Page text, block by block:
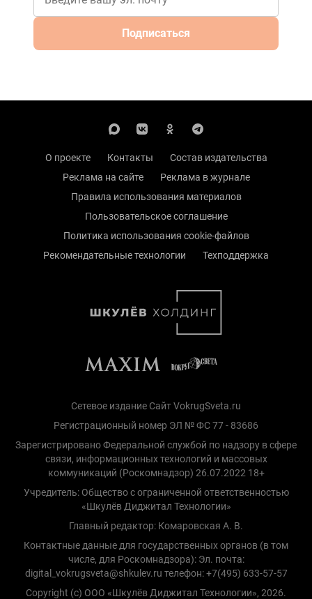
Подписаться
О проекте Контакты
Состав издательства
Реклама на сайте
Реклама в журнале
Правила использования материалов
Пользовательское соглашение
Политика использования cookie-файлов
Рекомендательные технологии
Техподдержка
Сетевое издание Сайт VokrugSveta.ru
Регистрационный номер ЭЛ № ФС 77 - 83686
Зарегистрировано Федеральной службой по надзору в сфере
связи, информационных технологий и массовых
коммуникаций (Роскомнадзор) 26.07.2022 18+
Учредитель: Общество с ограниченной ответственностью
«Шкулёв Диджитал Технологии»
Главный редактор: Комаровская А. В.
Контактные данные для государственных органов (в том
числе, для Роскомнадзора): Эл. почта:
digital_vokrugsveta@shkulev.ru телефон: +7(495) 633-57-57
Copyright (с) ООО «Шкулёв Диджитал Технологии», 2026.